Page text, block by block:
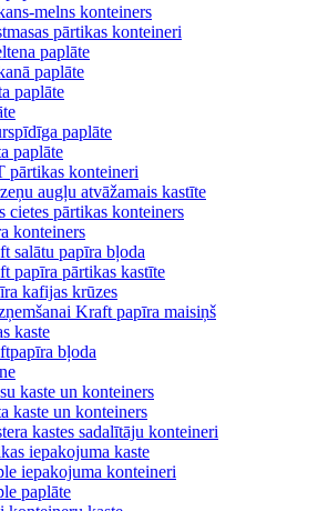
melns konteiners
pārtikas konteineri
paplāte
paplāte
paplāte
paplāte
paplāte
pārtikas konteineri
augļu atvāžamais kastīte
cietes pārtikas konteiners
konteiners
salātu papīra bļoda
papīra pārtikas kastīte
kafijas krūzes
Kraft papīra maisiņš
kaste
bļoda
kaste un konteiners
kaste un konteiners
kastes sadalītāju konteineri
iepakojuma kaste
iepakojuma konteineri
paplāte